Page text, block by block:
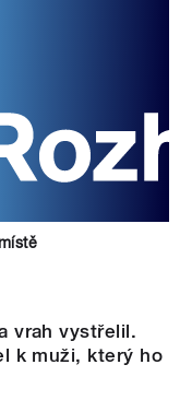
vrah vystřelil.
k muži, který ho